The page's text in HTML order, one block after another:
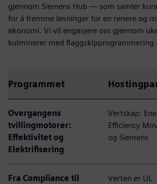
gjennom Siemens Hub — som samler
for å fremme løsninger for en renere og
økonomi. Vi vil engasjere oss gjennom
kulminerer med flaggskipprogrammering
Programmet
Overgangens
tvillingmotorer:
Effektivitet og
Elektrifisering
Vertskap:
Efficiency
og Siemens
Fra Compliance til
Verten er UL